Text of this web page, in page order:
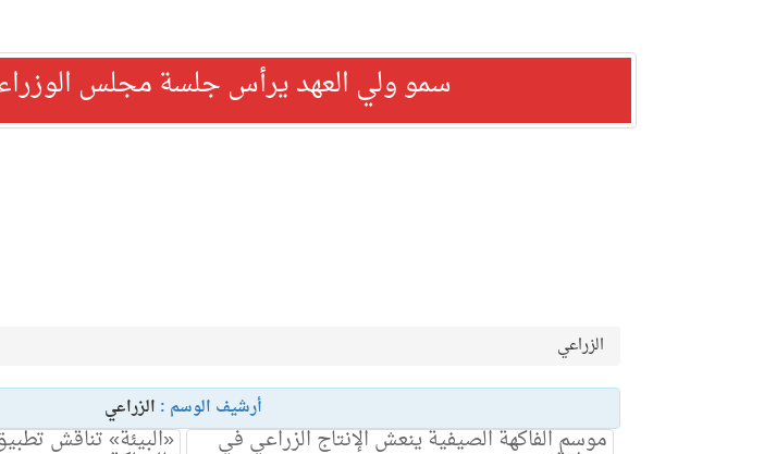
سمو ولي العهد يرأس جلسة مجلس
الزراعي
أرشيف الوسم : الزراعي
«البيئة» تناقش موسم الفاكهة الصيفية ينعش الإنتاج الزراعي في